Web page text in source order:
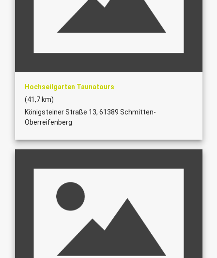
Hochseilgarten Taunatours
(41,7 km)
Königsteiner Straße 13, 61389 Schmitten-
Oberreifenberg